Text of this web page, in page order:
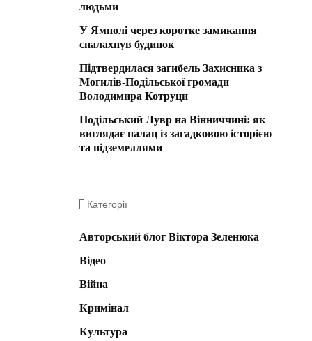
людьми
У Ямполі через коротке замикання
спалахнув будинок
Підтвердилася загибель Захисника з
Могилів-Подільської громади
Володимира Котруци
Подільський Лувр на Вінниччині: як
виглядає палац із загадковою історією
та підземеллями
Категорії
Авторський блог Віктора Зеленюка
Відео
Війна
Кримінал
Культура